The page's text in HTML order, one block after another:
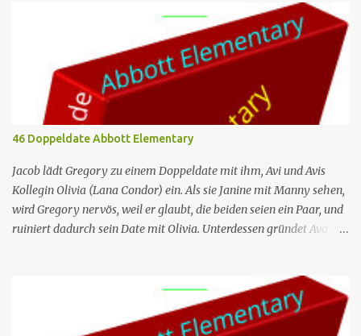
46 Doppeldate Abbott Elementary
Jacob lädt Gregory zu einem Doppeldate mit ihm, Avi und Avis
Kollegin Olivia (Lana Condor) ein. Als sie Janine mit Manny sehen,
wird Gregory nervös, weil er glaubt, die beiden seien ein Paar, und
ruiniert dadurch sein Date mit Olivia. Unterdessen gründet Ava
sie lesen – „Parable of the Sower“ –, unterschiedlich
interpretieren. Nr. (ges.) 46 Deutscher Titel Doppeldate Serie
Abbott Elementary Staffel Staffel 3 Nr. (St.) 11 Original­titel Double